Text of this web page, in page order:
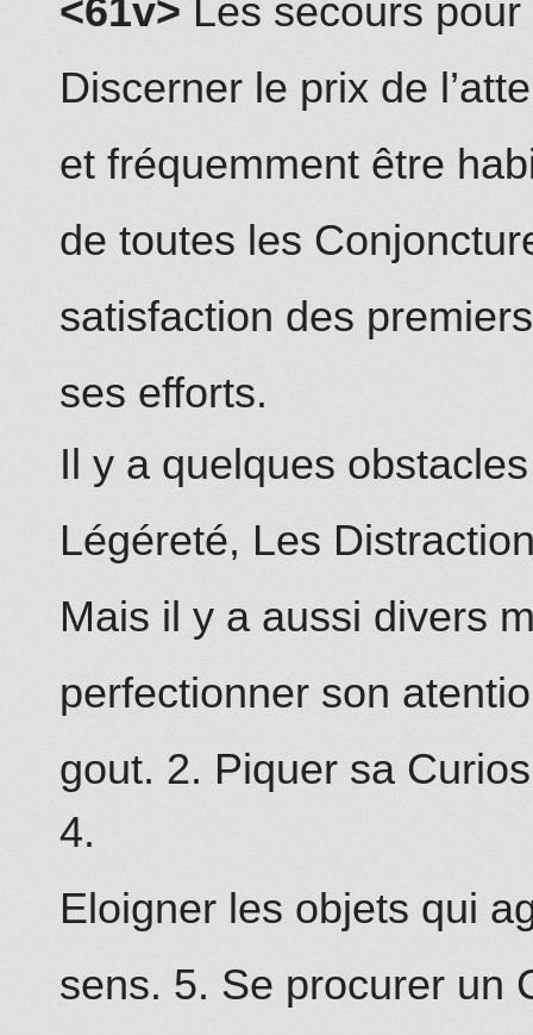
<61v> Les secours
Discerner le prix de
et fréquemment être
de toutes les
satisfaction des
ses efforts.
Il y a quelques
Légéreté, Les
Mais il y a aussi divers
perfectionner son
gout. 2. Piquer sa
4.
Eloigner les objets qui
sens. 5. Se procurer un